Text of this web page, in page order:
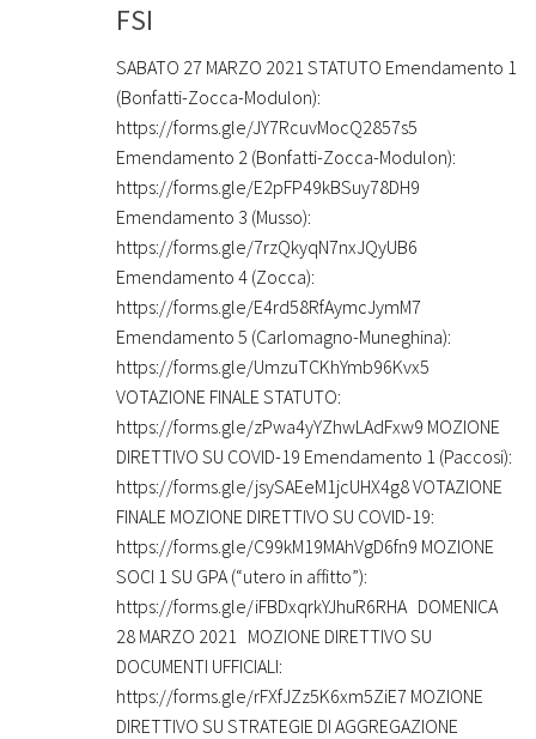
FSI
SABATO 27 MARZO 2021 STATUTO Emendamento 1
(Bonfatti-Zocca-Modulon):
https://forms.gle/JY7RcuvMocQ2857s5
Emendamento 2 (Bonfatti-Zocca-Modulon):
https://forms.gle/E2pFP49kBSuy78DH9
Emendamento 3 (Musso):
https://forms.gle/7rzQkyqN7nxJQyUB6
Emendamento 4 (Zocca):
https://forms.gle/E4rd58RfAymcJymM7
Emendamento 5 (Carlomagno-Muneghina):
https://forms.gle/UmzuTCKhYmb96Kvx5
VOTAZIONE FINALE STATUTO:
https://forms.gle/zPwa4yYZhwLAdFxw9 MOZIONE
DIRETTIVO SU COVID-19 Emendamento 1 (Paccosi):
https://forms.gle/jsySAEeM1jcUHX4g8 VOTAZIONE
FINALE MOZIONE DIRETTIVO SU COVID-19:
https://forms.gle/C99kM19MAhVgD6fn9 MOZIONE
SOCI 1 SU GPA (“utero in affitto”):
https://forms.gle/iFBDxqrkYJhuR6RHA DOMENICA
28 MARZO 2021 MOZIONE DIRETTIVO SU
DOCUMENTI UFFICIALI:
https://forms.gle/rFXfJZz5K6xm5ZiE7 MOZIONE
DIRETTIVO SU STRATEGIE DI AGGREGAZIONE